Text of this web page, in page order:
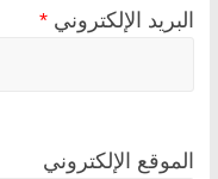
البريد الإلكتروني *
الموقع الإلكتروني